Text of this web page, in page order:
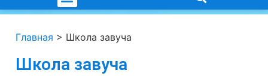
Главная > Школа завуча
Школа завуча